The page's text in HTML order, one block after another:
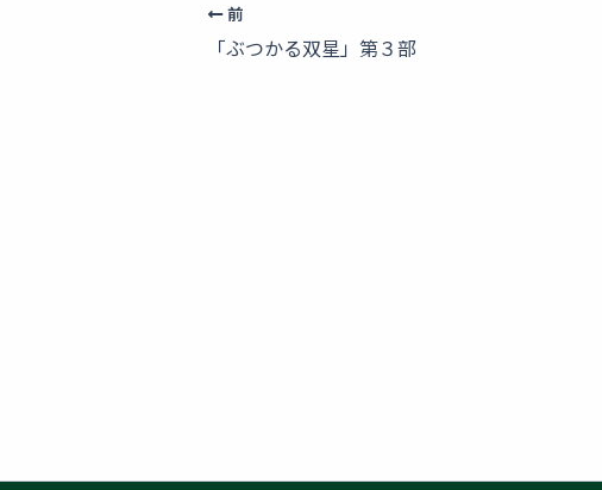
前
「ぶつかる双星」第３部